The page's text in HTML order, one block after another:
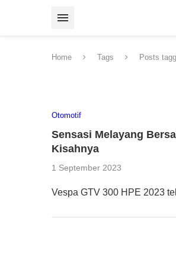
Home Tags Posts
Otomotif
Sensasi Melayang
Kisahnya
1 September 2023
Vespa GTV 300 HPE 2023